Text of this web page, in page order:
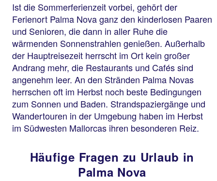
Ist die Sommerferienzeit vorbei, gehört der
Ferienort Palma Nova ganz den kinderlosen Paaren
und Senioren, die dann in aller Ruhe die
wärmenden Sonnenstrahlen genießen. Außerhalb
der Hauptreisezeit herrscht im Ort kein großer
Andrang mehr, die Restaurants und Cafés sind
angenehm leer. An den Stränden Palma Novas
herrschen oft im Herbst noch beste Bedingungen
zum Sonnen und Baden. Strandspaziergänge und
Wandertouren in der Umgebung haben im Herbst
im Südwesten Mallorcas ihren besonderen Reiz.
Häufige Fragen zu Urlaub in
Palma Nova